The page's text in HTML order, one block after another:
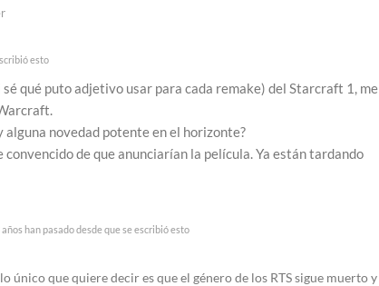
esto
qué puto adjetivo usar para cada remake) del Starcraft 1, me
alguna novedad potente en el horizonte?
de que anunciarían la película. Ya están tardando
años han pasado desde que se escribió esto
único que quiere decir es que el género de los RTS sigue muerto y